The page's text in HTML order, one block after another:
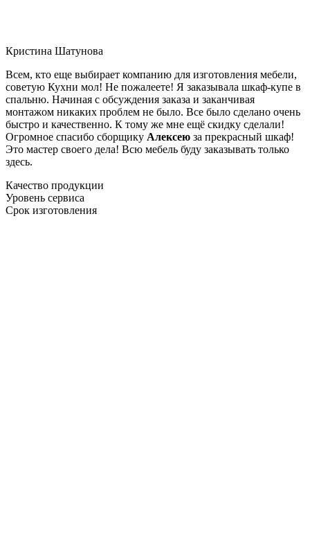
Кристина Шатунова
Всем, кто еще выбирает компанию для изготовления мебели,
советую Кухни мол! Не пожалеете! Я заказывала шкаф-купе в
спальню. Начиная с обсуждения заказа и заканчивая
монтажом никаких проблем не было. Все было сделано очень
быстро и качественно. К тому же мне ещё скидку сделали!
Огромное спасибо сборщику Алексею за прекрасный шкаф!
Это мастер своего дела! Всю мебель буду заказывать только
здесь.
Качество продукции
Уровень сервиса
Срок изготовления